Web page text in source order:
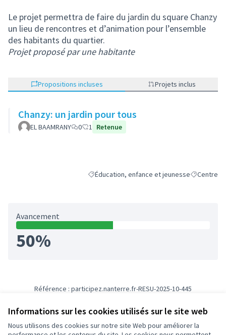
Informations sur les cookies utilisés sur le site web
Nous utilisons des cookies sur notre site Web pour améliorer la
Le projet permettra de faire du jardin du square Chanzy
un lieu de rencontres et d’animation pour l’ensemble
des habitants du quartier.
Projet proposé par une habitante
Propositions incluses Projets inclus
Chanzy: un jardin pour tous
EL BAAMRANY 0 1 Retenue
Filtrer les résultats de la catégorie :
Éducation, enfance et jeunesseFiltrer les
Centre
Avancement
50%
Référence : participez.nanterre.fr-RESU-2025-10-445
Conditions d'utilisation